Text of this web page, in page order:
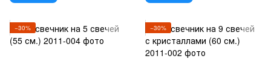
−30% −30%